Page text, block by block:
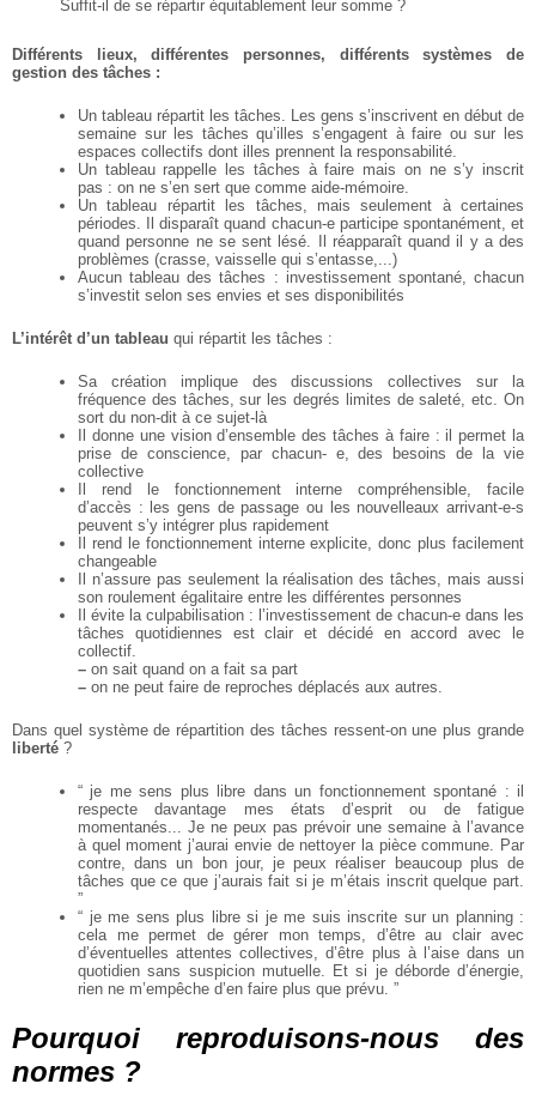
Suffit-il de se répartir équitablement leur somme ?
Différents lieux, différentes personnes, différents systèmes de
gestion des tâches :
Un tableau répartit les tâches. Les gens s’inscrivent en début de
semaine sur les tâches qu’illes s’engagent à faire ou sur les
espaces collectifs dont illes prennent la responsabilité.
Un tableau rappelle les tâches à faire mais on ne s’y inscrit
pas : on ne s’en sert que comme aide-mémoire.
Un tableau répartit les tâches, mais seulement à certaines
périodes. Il disparaît quand chacun-eparticipe spontanément, et
quand personne ne se sent lésé. Il réapparaît quand il y a des
problèmes (crasse, vaisselle qui s’entasse,...)
Aucun tableau des tâches : investissement spontané, chacun
s’investit selon ses envies et ses disponibilités
L’intérêt d’un tableau qui répartit les tâches :
Sa création implique des discussions collectives sur la
fréquence des tâches, sur les degrés limites de saleté, etc. On
sort du non-dit à ce sujet-là
Il donne une vision d’ensemble des tâches à faire : il permet la
prise de conscience, par chacun-e, des besoins de la vie
collective
Il rend le fonctionnement interne compréhensible, facile
d’accès : les gens de passage ou les nouvelleaux arrivant-e-s
peuvent s’y intégrer plus rapidement
Il rend le fonctionnement interne explicite, donc plus facilement
changeable
Il n’assure pas seulement la réalisation des tâches, mais aussi
son roulement égalitaire entre les différentes personnes
Il évite la culpabilisation : l’investissement de chacun-e dans les
tâches quotidiennes est clair et décidé en accord avec le
collectif.
– on sait quand on a fait sa part
– on ne peut faire de reproches déplacés aux autres.
Dans quel système de répartition des tâches ressent-on une plus grande
liberté ?
“ je me sens plus libre dans un fonctionnement spontané : il
respecte davantage mes états d’esprit ou de fatigue
momentanés... Je ne peux pas prévoir une semaine à l’avance
à quel moment j’aurai envie de nettoyer la pièce commune. Par
contre, dans un bon jour, je peux réaliser beaucoup plus de
tâches que ce que j’aurais fait si je m’étais inscrit quelque part.
”
“ je me sens plus libre si je me suis inscrite sur un planning :
cela me permet de gérer montemps, d’être au clair avec
d’éventuelles attentes collectives, d’être plus à l’aise dans un
quotidien sans suspicion mutuelle. Et si je déborde d’énergie,
rien ne m’empêche d’en faire plus que prévu. ”
Pourquoi reproduisons-nous des
normes ?